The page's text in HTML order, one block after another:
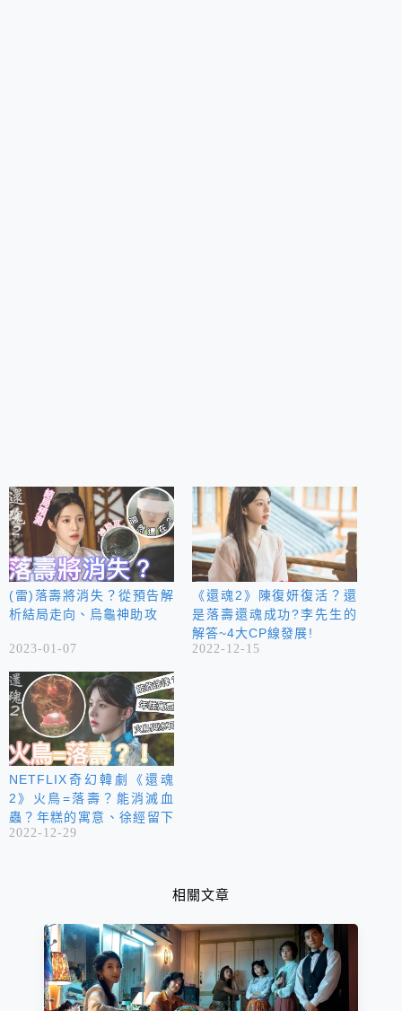
(雷)落壽將消失？從預告解
析結局走向、烏龜神助攻
2023-01-07
《還魂2》陳復妍復活？還
是落壽還魂成功?李先生的
解答~4大CP線發展!
2022-12-15
NETFLIX奇幻韓劇《還魂
2》火鳥=落壽？能消滅血
蟲？年糕的寓意、徐經留下
火鳥與冰石的原因~
2022-12-29
相關文章